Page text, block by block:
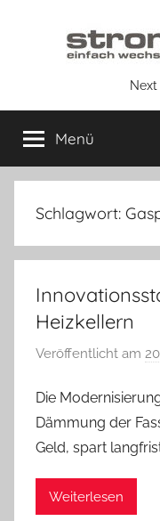
Menü
Schlagwort:
Heizkellern
Veröffentlicht am
Die
Dämmung der
Geld, spart
Weiterlesen